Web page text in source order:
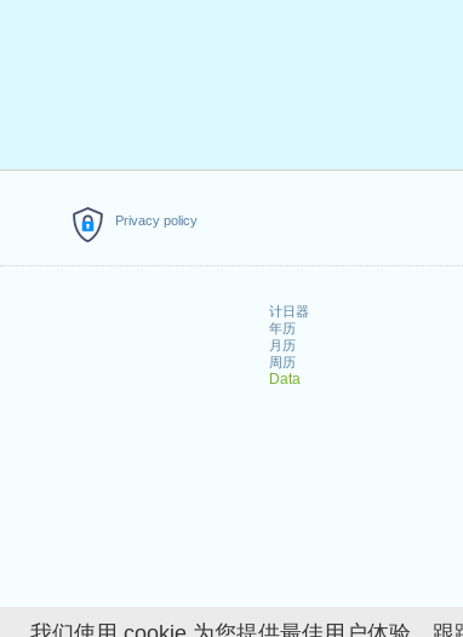
Privacy policy
计日器
年历
月历
周历
Data